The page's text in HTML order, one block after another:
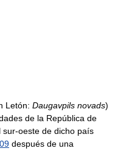
Letón: Daugavpils novads)
de la República de
sur-oeste de dicho país
después de una